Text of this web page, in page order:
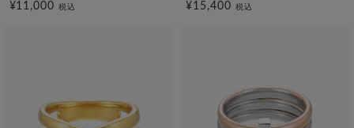
¥11,000税込 ¥15,400 税込